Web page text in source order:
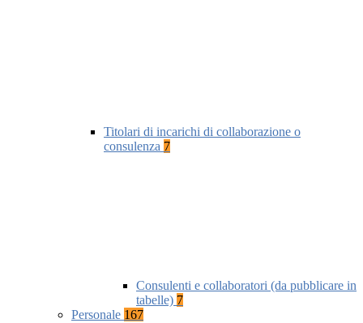
Titolari di incarichi di collaborazione o
consulenza 7
Consulenti e collaboratori (da pubblicare in
tabelle) 7
Personale 167